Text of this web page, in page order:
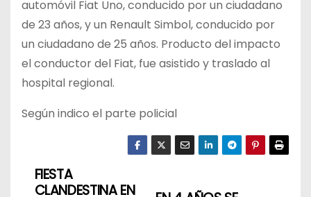
automóvil Fiat Uno, conducido por un ciudadano
de 23 años, y un Renault Simbol, conducido por
un ciudadano de 25 años. Producto del impacto
el conductor del Fiat, fue asistido y traslado al
hospital regional.
Según indico el parte policial
NFIESTA
CLANDESTINA EN